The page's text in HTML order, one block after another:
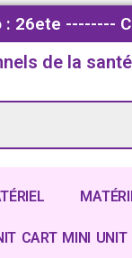
26ete --------
de la santé
CART MINI UNIT